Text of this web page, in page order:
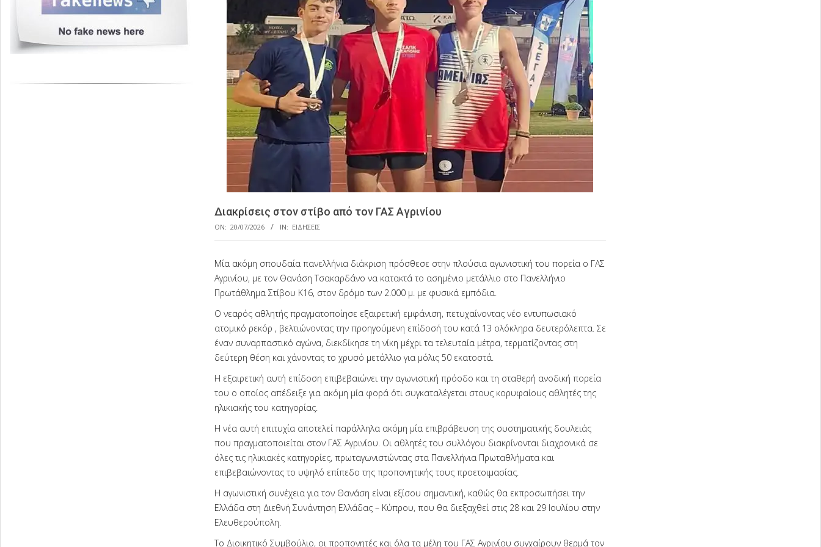
Διακρίσεις στον στίβο από τον ΓΑΣ Αγρινίου
ON: 20/07/2026 IN: ΕΙΔΗΣΕΙΣ
Μία ακόμη σπουδαία πανελλήνια διάκριση πρόσθεσε στην πλούσια αγωνιστική του πορεία ο ΓΑΣ
Αγρινίου, με τον Θανάση Τσακαρδάνο να κατακτά το ασημένιο μετάλλιο στο Πανελλήνιο
Πρωτάθλημα Στίβου Κ16, στον δρόμο των 2.000 μ. με φυσικά εμπόδια.
Ο νεαρός αθλητής πραγματοποίησε εξαιρετική εμφάνιση, πετυχαίνοντας νέο εντυπωσιακό
ατομικό ρεκόρ , βελτιώνοντας την προηγούμενη επίδοσή του κατά 13 ολόκληρα δευτερόλεπτα. Σε
έναν συναρπαστικό αγώνα, διεκδίκησε τη νίκη μέχρι τα τελευταία μέτρα, τερματίζοντας στη
δεύτερη θέση και χάνοντας το χρυσό μετάλλιο για μόλις 50 εκατοστά.
Η εξαιρετική αυτή επίδοση επιβεβαιώνει την αγωνιστική πρόοδο και τη σταθερή ανοδική πορεία
του ο οποίος απέδειξε για ακόμη μία φορά ότι συγκαταλέγεται στους κορυφαίους αθλητές της
ηλικιακής του κατηγορίας.
Η νέα αυτή επιτυχία αποτελεί παράλληλα ακόμη μία επιβράβευση της συστηματικής δουλειάς
που πραγματοποιείται στον ΓΑΣ Αγρινίου. Οι αθλητές του συλλόγου διακρίνονται διαχρονικά σε
όλες τις ηλικιακές κατηγορίες, πρωταγωνιστώντας στα Πανελλήνια Πρωταθλήματα και
επιβεβαιώνοντας το υψηλό επίπεδο της προπονητικής τους προετοιμασίας.
Η αγωνιστική συνέχεια για τον Θανάση είναι εξίσου σημαντική, καθώς θα εκπροσωπήσει την
Ελλάδα στη Διεθνή Συνάντηση Ελλάδας – Κύπρου, που θα διεξαχθεί στις 28 και 29 Ιουλίου στην
Ελευθερούπολη.
Το Διοικητικό Συμβούλιο, οι προπονητές και όλα τα μέλη του ΓΑΣ Αγρινίου συγχαίρουν θερμά τον